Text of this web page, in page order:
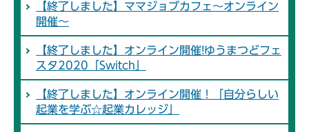
【終了しました】ママジョブカフェ～オンライン
開催～
【終了しました】オンライン開催!ゆうまつどフェ
スタ2020「Switch」
【終了しました】オンライン開催！「自分らしい
起業を学ぶ☆起業カレッジ」